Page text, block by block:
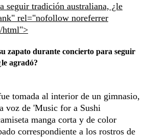
seguir tradición australiana, ¿le
rel="nofollow noreferrer
html">
zapato durante concierto para seguir
agradó?
tomada al interior de un gimnasio,
voz de 'Music for a Sushi
manga corta y de color
correspondiente a los rostros de